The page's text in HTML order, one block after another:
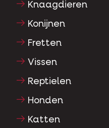
Knaagdieren
Konijnen
Fretten
Vissen
Reptielen
Honden
Katten